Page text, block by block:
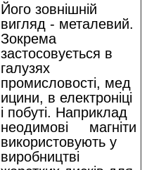
Його зовнішній
вигляд - металевий.
Зокрема
застосовується в
галузях
промисловості, мед
ицини, в електроніці
і побуті. Наприклад
неодимові магніти
використовують у
виробництві